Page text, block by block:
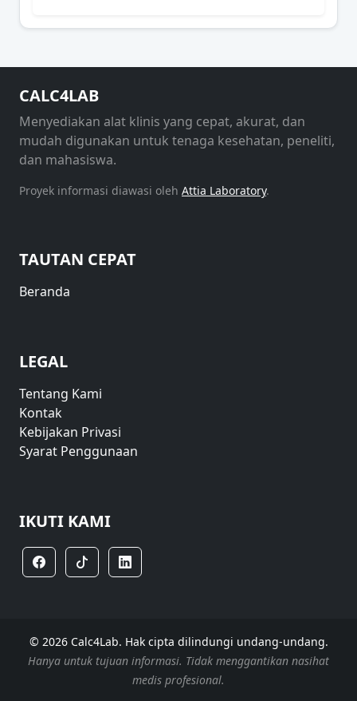
CALC4LAB
Menyediakan alat klinis yang cepat, akurat, dan
mudah digunakan untuk tenaga kesehatan, peneliti,
dan mahasiswa.
Proyek informasi diawasi oleh Attia Laboratory.
TAUTAN CEPAT
Beranda
LEGAL
Tentang Kami
Kontak
Kebijakan Privasi
Syarat Penggunaan
IKUTI KAMI
© 2026 Calc4Lab. Hak cipta dilindungi undang-undang.
Hanya untuk tujuan informasi. Tidak menggantikan nasihat
medis profesional.